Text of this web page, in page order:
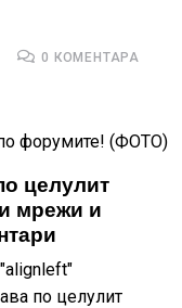
0 КОМЕНТАРА
целулит
мрежи и
по целулит